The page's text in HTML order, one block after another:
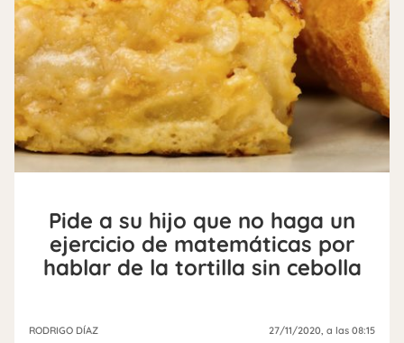
Pide a su hijo que no haga un
ejercicio de matemáticas por
hablar de la tortilla sin cebolla
RODRIGO DÍAZ 27/11/2020 , a las 08:15